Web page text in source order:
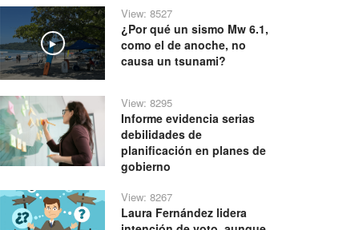
Play
View: 8527
¿Por qué un sismo Mw 6.1,
como el de anoche, no
causa un tsunami?
View: 8295
Informe evidencia serias
debilidades de
planificación en planes de
gobierno
View: 8267
Laura Fernández lidera